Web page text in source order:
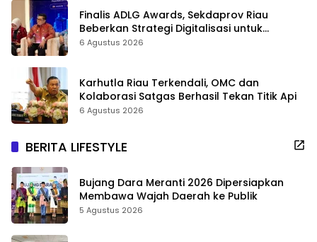
Finalis ADLG Awards, Sekdaprov Riau
Beberkan Strategi Digitalisasi untuk
Tingkatkan Layanan Publik
6 Agustus 2026
Karhutla Riau Terkendali, OMC dan
Kolaborasi Satgas Berhasil Tekan Titik Api
6 Agustus 2026
BERITA LIFESTYLE
Bujang Dara Meranti 2026 Dipersiapkan
Membawa Wajah Daerah ke Publik
5 Agustus 2026